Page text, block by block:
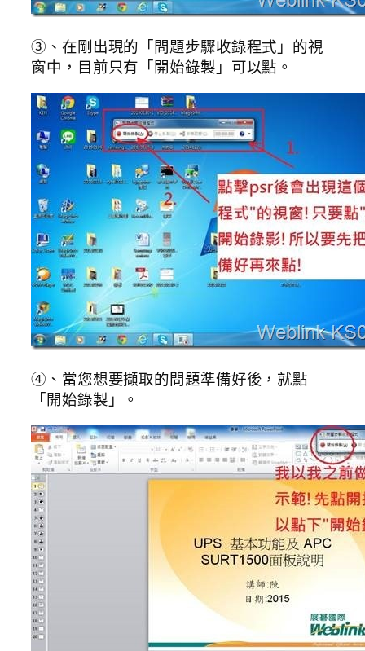
③、在剛出現的「問題步驟收錄程式」的視
窗中，目前只有「開始錄製」可以點。
④、當您想要擷取的問題準備好後，就點
「開始錄製」。